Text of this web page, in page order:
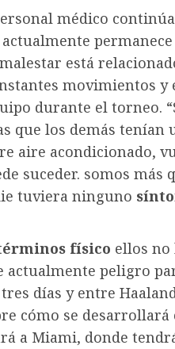
médico continúa
permanece
está
movimientos y
durante el torneo.
que los demás tenían
aire acondicionado,
suceder. somos más
tuviera ninguno
físico ellos no
peligro
días y entre
cómo se desarrollará
a Miami, donde